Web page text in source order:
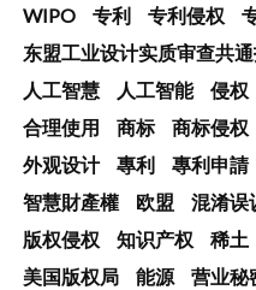
WIPO
专利 专利侵权
东盟工业设计实质审查共
人工智慧
人工智能 侵权
合理使用
商标 商标侵权
外观设计
專利 專利申請
智慧財產權
欧盟 混淆误
版权侵权
知识产权 稀土
美国版权局
能源 营业秘